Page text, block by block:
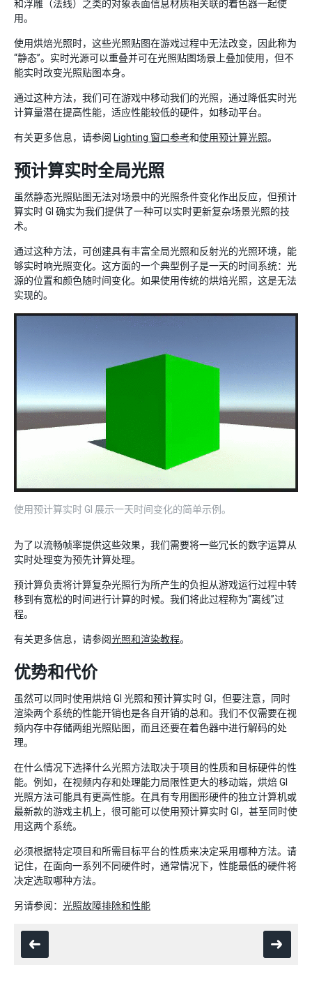
和浮雕（法线）之类的对象表面信息材质相关联的着色器一起使
用。
使用烘焙光照时，这些光照贴图在游戏过程中无法改变，因此称为
“静态”。实时光源可以重叠并可在光照贴图场景上叠加使用，但不
能实时改变光照贴图本身。
通过这种方法，我们可在游戏中移动我们的光照，通过降低实时光
计算量潜在提高性能，适应性能较低的硬件，如移动平台。
有关更多信息，请参阅 Lighting 窗口参考和使用预计算光照。
预计算实时全局光照
虽然静态光照贴图无法对场景中的光照条件变化作出反应，但预计
算实时 GI 确实为我们提供了一种可以实时更新复杂场景光照的技
术。
通过这种方法，可创建具有丰富全局光照和反射光的光照环境，能
够实时响光照变化。这方面的一个典型例子是一天的时间系统：光
源的位置和颜色随时间变化。如果使用传统的烘焙光照，这是无法
实现的。
使用预计算实时 GI 展示一天时间变化的简单示例。
为了以流畅帧率提供这些效果，我们需要将一些冗长的数字运算从
实时处理变为预先计算处理。
预计算负责将计算复杂光照行为所产生的负担从游戏运行过程中转
移到有宽松的时间进行计算的时候。我们将此过程称为“离线”过
程。
有关更多信息，请参阅光照和渲染教程。
优势和代价
虽然可以同时使用烘焙 GI 光照和预计算实时 GI，但要注意，同时
渲染两个系统的性能开销也是各自开销的总和。我们不仅需要在视
频内存中存储两组光照贴图，而且还要在着色器中进行解码的处
理。
在什么情况下选择什么光照方法取决于项目的性质和目标硬件的性
能。例如，在视频内存和处理能力局限性更大的移动端，烘焙 GI
光照方法可能具有更高性能。在具有专用图形硬件的独立计算机或
最新款的游戏主机上，很可能可以使用预计算实时 GI，甚至同时使
用这两个系统。
必须根据特定项目和所需目标平台的性质来决定采用哪种方法。请
记住，在面向一系列不同硬件时，通常情况下，性能最低的硬件将
决定选取哪种方法。
另请参阅： 光照故障排除和性能